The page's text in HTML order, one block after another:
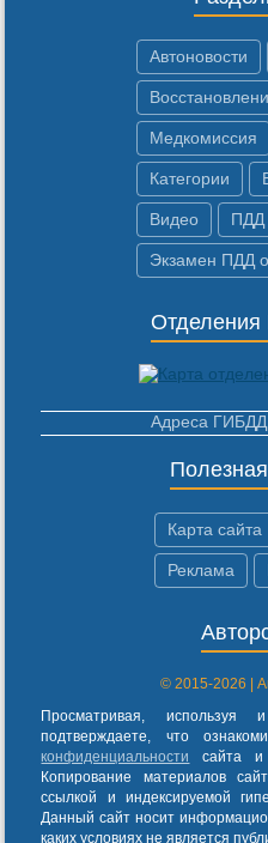
Автоновости
Медкомиссия
Категории
Видео ПДД
Экзамен ПДД
Адреса ГИБДД
Карта сайта
Реклама
© 2015-2026 |
Просматривая,
подтверждаете, что
конфиденциальности
сайта и
Копирование материалов
ссылкой и индексируемой
Данный сайт носит
каких условиях не является